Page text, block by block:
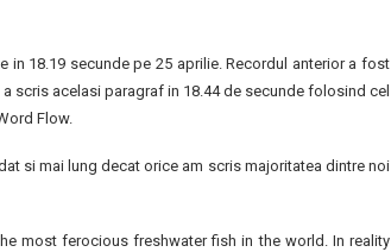
in 18.19 secunde pe 25 aprilie. Recordul anterior a fost
scris acelasi paragraf in 18.44 de secunde folosind cel
Flow.
si mai lung decat orice am scris majoritatea dintre noi
most ferocious freshwater fish in the world. In reality